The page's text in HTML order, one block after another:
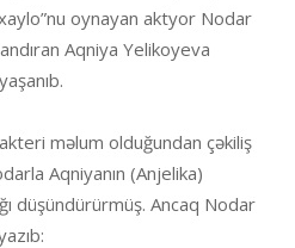
oynayan aktyor Nodar
Aqniya Yelikoyeva
məlum olduğundan çəkiliş
Aqniyanın (Anjelika)
düşündürürmüş. Ancaq Nodar